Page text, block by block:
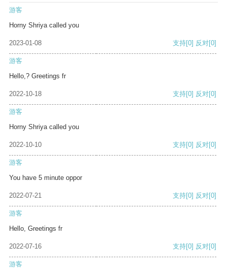
游客
Horny Shriya called you
2023-01-08 支持[0] 反对[0]
游客
Hello,? Greetings fr
2022-10-18 支持[0] 反对[0]
游客
Horny Shriya called you
2022-10-10 支持[0] 反对[0]
游客
You have 5 minute oppor
2022-07-21 支持[0] 反对[0]
游客
Hello, Greetings fr
2022-07-16 支持[0] 反对[0]
游客